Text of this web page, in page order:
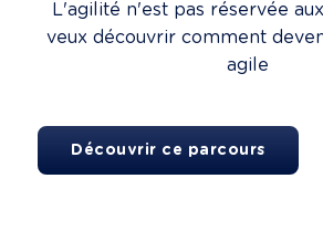
L'agilité n'est pas réservée
veux découvrir comment
agile
Découvrir ce parcours